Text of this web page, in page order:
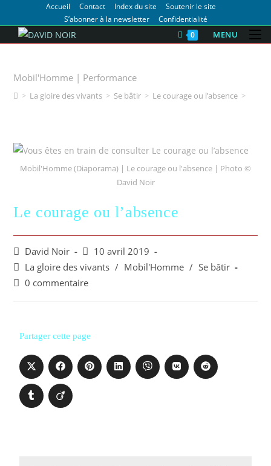
Accueil Contact Index du site
Soutenir le site
S’abonner à la newsletter
Confidentialité
0
MENU
Mobil'Homme | Performance
> La gloire des vivants > Se bâtir > Le courage ou l’absence >
Mobil'Homme (Diaporama) | Le courage ou l'absence | Photo ©
David Noir
Le courage ou l’absence
David Noir
10 avril 2019
La gloire des vivants / Mobil'Homme / Se bâtir
0 commentaire
Partager cette page